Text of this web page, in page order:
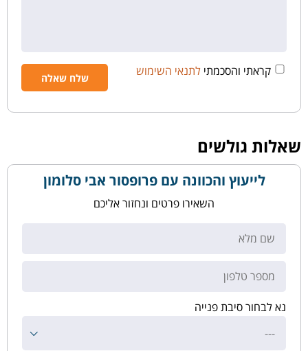
קראתי והסכמתי לתנאי השימוש
שאלות גולשים
לייעוץ והכוונה עם פרופסור אבי סלומון
השאירו פרטים ונחזור אליכם
נא לבחור סיבת פנייה
---